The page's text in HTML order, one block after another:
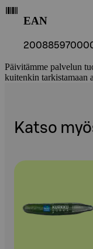
EAN
Päivitämme palvelun
kuitenkin tarkistamaan
Katso